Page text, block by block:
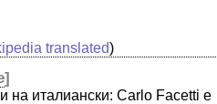
translated)
]
на италиански: Carlo Facetti е